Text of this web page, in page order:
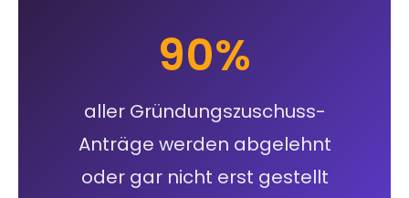
90%
aller Gründungszuschuss-
Anträge werden abgelehnt
oder gar nicht erst gestellt